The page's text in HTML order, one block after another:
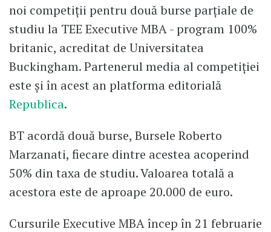
noi competiții pentru două burse parțiale de
studiu la TEE Executive MBA - program 100%
britanic, acreditat de Universitatea
Buckingham. Partenerul media al competiției
este și în acest an platforma editorială
Republica.
BT acordă două burse, Bursele Roberto
Marzanati, fiecare dintre acestea acoperind
50% din taxa de studiu. Valoarea totală a
acestora este de aproape 20.000 de euro.
Cursurile Executive MBA încep în 21 februarie